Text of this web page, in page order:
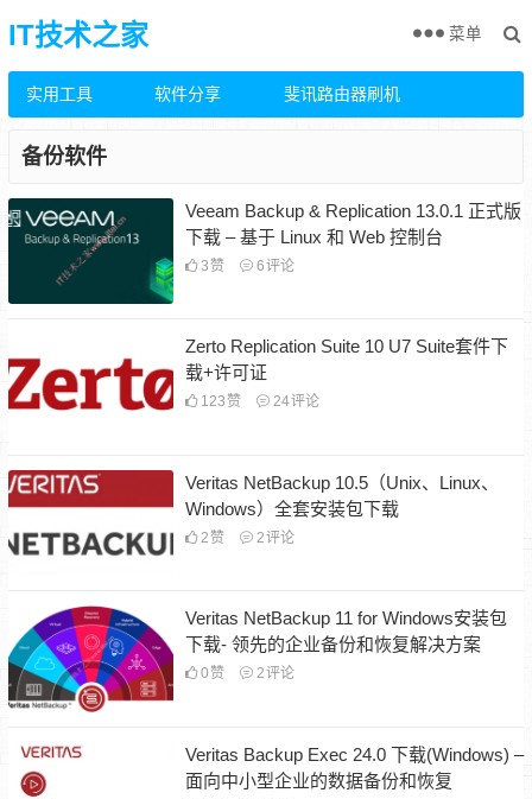
IT技术之家
实用工具 软件分享 斐讯路由器刷机
菜单
备份软件
Veeam Backup & Replication 13.0.1 正式版
下载 – 基于 Linux 和 Web 控制台
3 赞 6评论
Zerto Replication Suite 10 U7 Suite套件下
载+许可证
123 赞 24评论
Veritas NetBackup 10.5（Unix、Linux、
Windows）全套安装包下载
2 赞 2评论
Veritas NetBackup 11 for Windows安装包
下载- 领先的企业备份和恢复解决方案
0 赞 2评论
Veritas Backup Exec 24.0 下载(Windows) –
面向中小型企业的数据备份和恢复